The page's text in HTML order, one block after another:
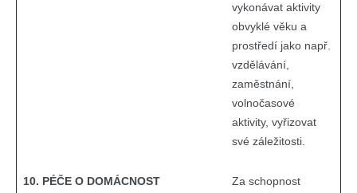
vykonávat aktivity
obvyklé věku a
prostředí jako např.
vzdělávání,
zaměstnání,
volnočasové
aktivity, vyřizovat
své záležitosti.
10. PÉČE O DOMÁCNOST
Za schopnost